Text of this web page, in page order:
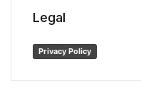
Legal
Privacy Policy